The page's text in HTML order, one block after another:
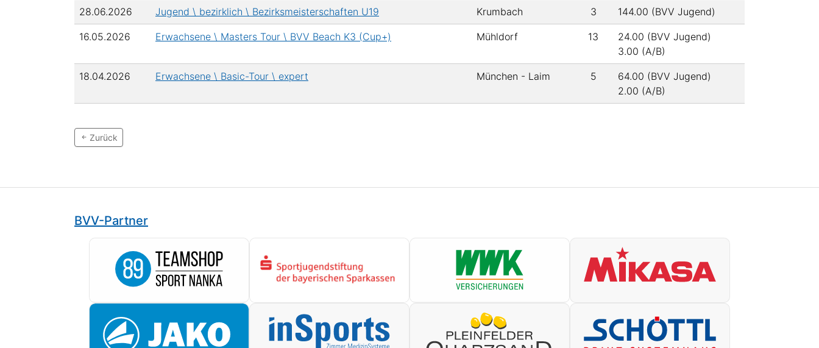
28.06.2026 Jugend \ bezirklich \ Bezirksmeisterschaften U19 Krumbach 3 144.00 (BVV Jugend)
16.05.2026 Erwachsene \ Masters Tour \ BVV Beach K3 (Cup+) Mühldorf 13
24.00 (BVV Jugend)
3.00 (A/B)
18.04.2026 Erwachsene \ Basic-Tour \ expert München - Laim 5
64.00 (BVV Jugend)
2.00 (A/B)
Zurück
BVV-Partner